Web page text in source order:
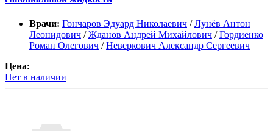
Врачи: Гончаров Эдуард Николаевич /Лунёв Антон
Леонидович /Жданов Андрей Михайлович /Гордиенко
Роман Олегович /Неверкович Александр Сергеевич
Цена:
Нет в наличии